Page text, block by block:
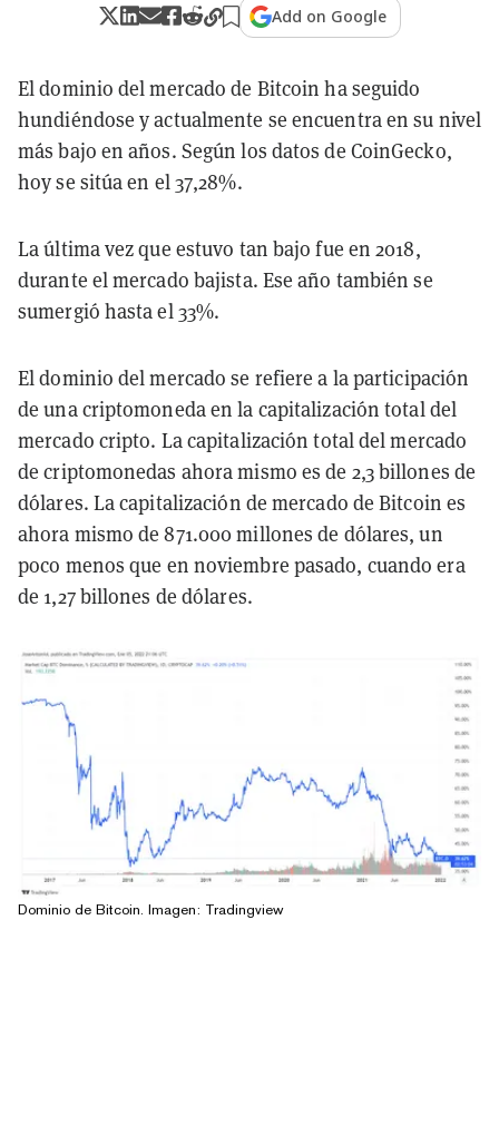
Add on Google
El dominio del mercado de Bitcoin ha seguido
hundiéndose y actualmente se encuentra en su nivel
más bajo en años. Según los datos de CoinGecko,
hoy se sitúa en el 37,28%.
La última vez que estuvo tan bajo fue en 2018,
durante el mercado bajista. Ese año también se
sumergió hasta el 33%.
El dominio del mercado se refiere a la participación
de una criptomoneda en la capitalización total del
mercado cripto. La capitalización total del mercado
de criptomonedas ahora mismo es de 2,3 billones de
dólares. La capitalización de mercado de Bitcoin es
ahora mismo de 871.000 millones de dólares, un
poco menos que en noviembre pasado, cuando era
de 1,27 billones de dólares.
Dominio de Bitcoin. Imagen: Tradingview